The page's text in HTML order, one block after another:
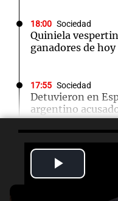
18:00 Sociedad
Quiniela
ganadores de
17:55 Sociedad
Detuvieron en
argentino
17:47 Cadena 3 Mundo
El impactante
sorprendió a